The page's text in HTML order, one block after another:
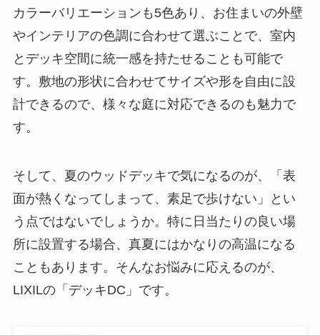
カラーバリエーションも5色あり、お住まいの外壁
やインテリアの色調に合わせて選ぶことで、室内
とデッキ空間に統一感を持たせることも可能で
す。敷地の形状に合わせてサイズや形を自由に設
計できるので、様々な庭に対応できるのも魅力で
す。
そして、夏のウッドデッキで気になるのが、「表
面が熱くなってしまって、素足で歩けない」とい
う点ではないでしょうか。特に日当たりの良い場
所に設置する場合、真夏にはかなりの高温になる
こともあります。そんなお悩みに応えるのが、
LIXILの「デッキDC」です。